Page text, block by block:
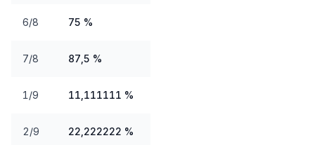
6/8 75 %
7/8 87,5 %
1/9 11,111111 %
2/9 22,222222 %